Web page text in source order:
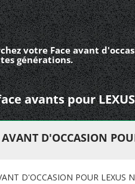
votre Face avant
générations.
avants pour
AVANT D'OCCASION
D'OCCASION POUR LEXUS